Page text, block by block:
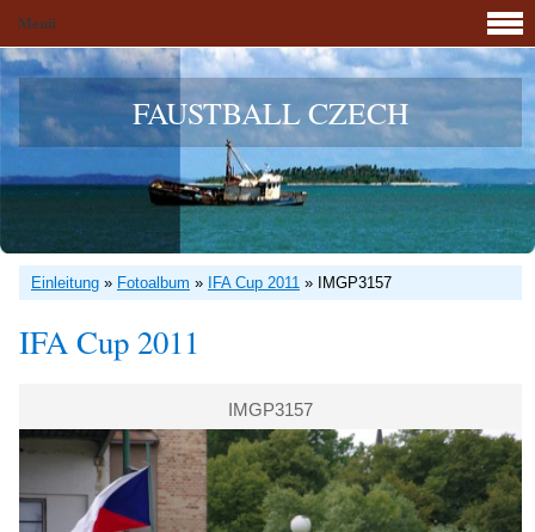
FAUSTBALL CZECH
Einleitung » Fotoalbum » IFA Cup 2011 » IMGP3157
IFA Cup 2011
IMGP3157
Menü